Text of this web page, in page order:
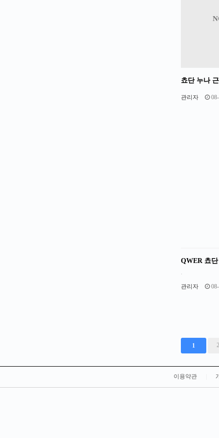
쵸단 누나
관리자
QWER 쵸
.
관리자
1
맨끝
이용약관